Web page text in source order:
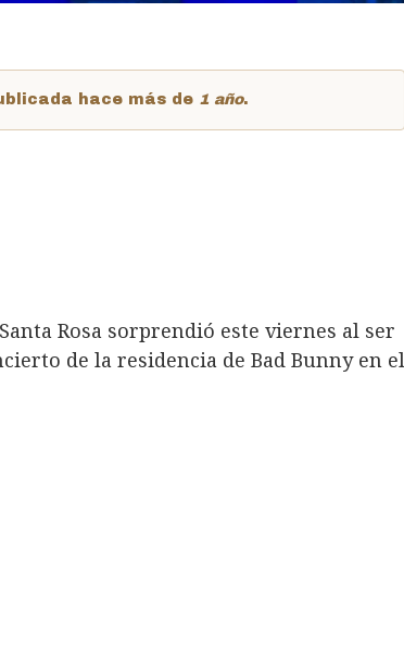
hace más de 1 año.
Rosa sorprendió este viernes al ser
de la residencia de Bad Bunny en el